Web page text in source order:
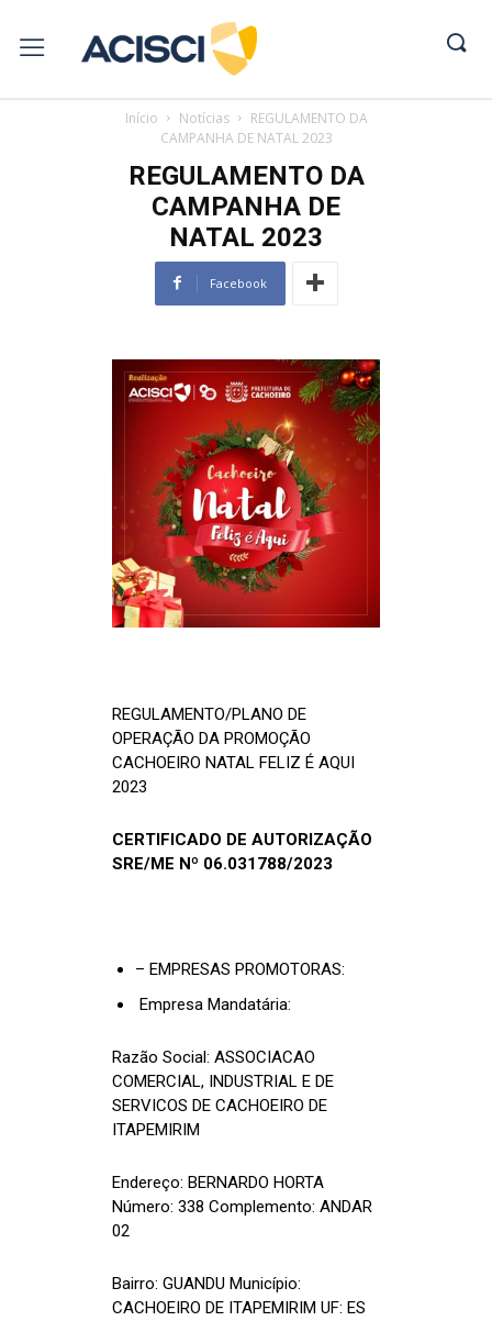
Início Notícias
REGULAMENTO DA
CAMPANHA DE NATAL 2023
REGULAMENTO DA
CAMPANHA DE
NATAL 2023
Facebook
REGULAMENTO/PLANO DE
OPERAÇÃO DA PROMOÇÃO
CACHOEIRO NATAL FELIZ É AQUI
2023
CERTIFICADO DE AUTORIZAÇÃO
SRE/ME Nº 06.031788/2023
– EMPRESAS PROMOTORAS:
Empresa Mandatária:
Razão Social: ASSOCIACAO
COMERCIAL, INDUSTRIAL E DE
SERVICOS DE CACHOEIRO DE
ITAPEMIRIM
Endereço: BERNARDO HORTA
Número: 338 Complemento: ANDAR
02
Bairro: GUANDU Município:
CACHOEIRO DE ITAPEMIRIM UF: ES